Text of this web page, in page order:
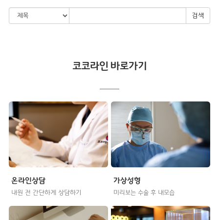
검색
코코라인 바로가기
온라인상담
내원 전 간단하게 상담하기
가상성형
미리보는 수술 후 내모습